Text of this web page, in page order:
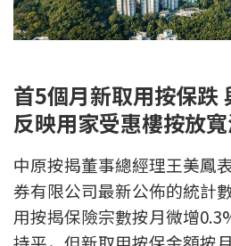
新盤優越按揭優惠
推薦齊齊友賞
按揭工具
按揭計算
轉按計算
首5個月新取用按保跌
反映用家受惠樓按放
中原按揭董事總經理王美鳳
券有限公司最新公佈的統計
用按揭保險宗數按月微增